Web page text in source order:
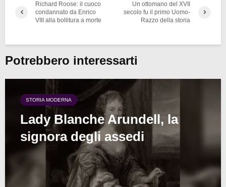
Richard Roose: il cuoco
condannato da Enrico
VIII alla bollitura a morte
Un ottomano del XVII
secolo fu il primo Uomo-
Razzo della storia
Potrebbero interessarti
STORIA MODERNA
Lady Blanche Arundell, la
signora degli assedi